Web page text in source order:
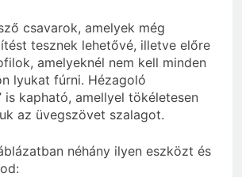
csavarok, amelyek még
tesznek lehetővé, illetve előre
amelyeknél nem kell minden
lyukat fúrni. Hézagoló
is kapható, amellyel tökéletesen
az üvegszövet szalagot.
néhány ilyen eszközt és